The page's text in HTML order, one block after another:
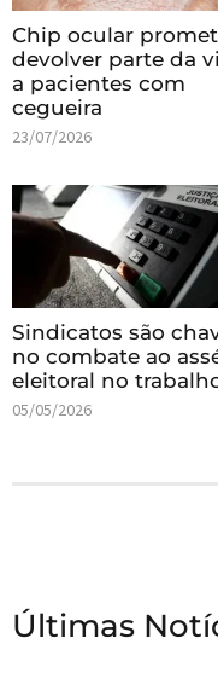
Chip ocular
devolver parte da
a pacientes com
cegueira
23/07/2026
Sindicatos são
no combate ao
eleitoral no
05/05/2026
Últimas